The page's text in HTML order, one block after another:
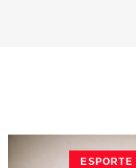
ESPORTE